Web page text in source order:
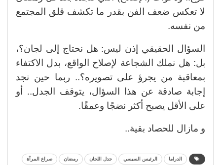
لا تعكس ضعف الفن بقدر ما تكشف قلق المجتمع
من نفسه.
السؤال الحقيقي إذن ليس: هل نحتاج إلى لجان؟،
بل: هل نملك الشجاعة لإصلاح الواقع، بدل الاكتفاء
بمعاقبة من يجرؤ على تصويره؟.. ربما حين نجد
إجابة صادقة عن هذا السؤال، يتوقف الجدل.. أو
على الأقل يصبح أكثر نضجًا وعمقًا.
و مازال للحصاد بقية..
الدراما الرئيس السيسي جدل اللجان رمضان صراع المرآة